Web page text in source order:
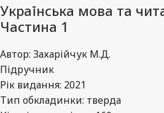
Українська мова та
Частина 1
Автор: Захарійчук М.Д.
Підручник
Рік видання: 2021
Тип обкладинки: тверда